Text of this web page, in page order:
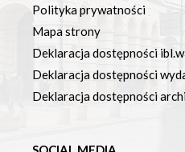
Olimpiada Literatury i
Podstawowych
Biblioteka
O bibliotece
Godziny otwarcia
Polityka prywatności
Mapa strony
Deklaracja dostępności
Deklaracja dostępności
Deklaracja dostępności